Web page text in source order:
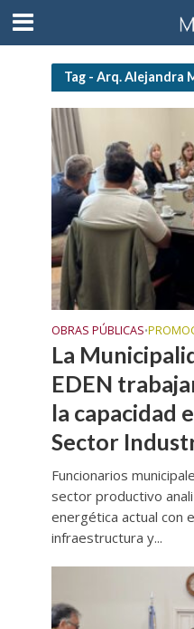
Tag - Arq. Alejandra
OBRAS PÚBLICAS•
La
EDEN
la capacidad
Sector
Funcionarios
sector productivo
energética actual con
infraestructura y...